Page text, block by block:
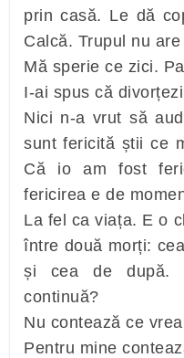
prin casă. Le dă
Calcă. Trupul nu
Mă sperie ce zici.
I-ai spus că
Nici n-a vrut să
sunt fericită știi ce
Că io am fost
fericirea e de
La fel ca viața. E o
între două morți:
și cea de după.
continuă?
Nu contează ce
Pentru mine